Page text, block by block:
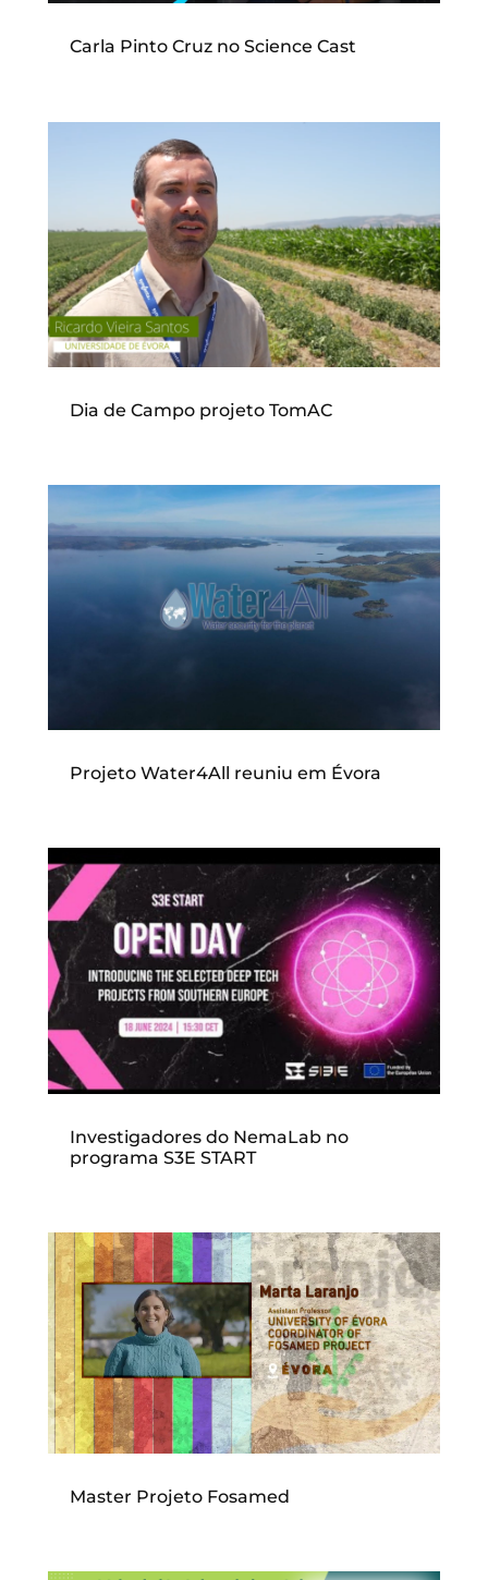
Carla Pinto Cruz no Science Cast
Dia de Campo projeto TomAC
Projeto Water4All reuniu em Évora
Investigadores do NemaLab no
programa S3E START
Master Projeto Fosamed